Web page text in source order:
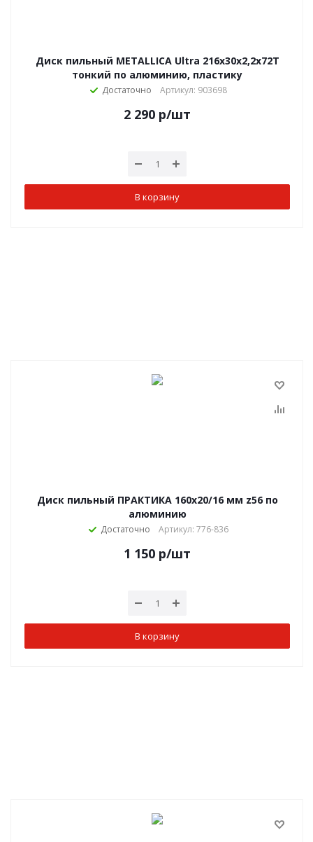
Диск пильный METALLICA Ultra 216x30х2,2х72Т
тонкий по алюминию, пластику
Достаточно Артикул: 903698
2 290 р/шт
В корзину
Диск пильный ПРАКТИКА 160х20/16 мм z56 по
алюминию
Достаточно Артикул: 776-836
1 150 р/шт
В корзину